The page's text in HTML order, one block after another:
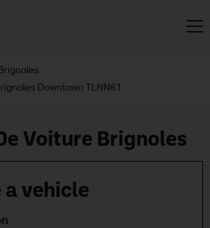
Brignoles
Downtown TLNN61
Voiture Brignoles
a vehicle